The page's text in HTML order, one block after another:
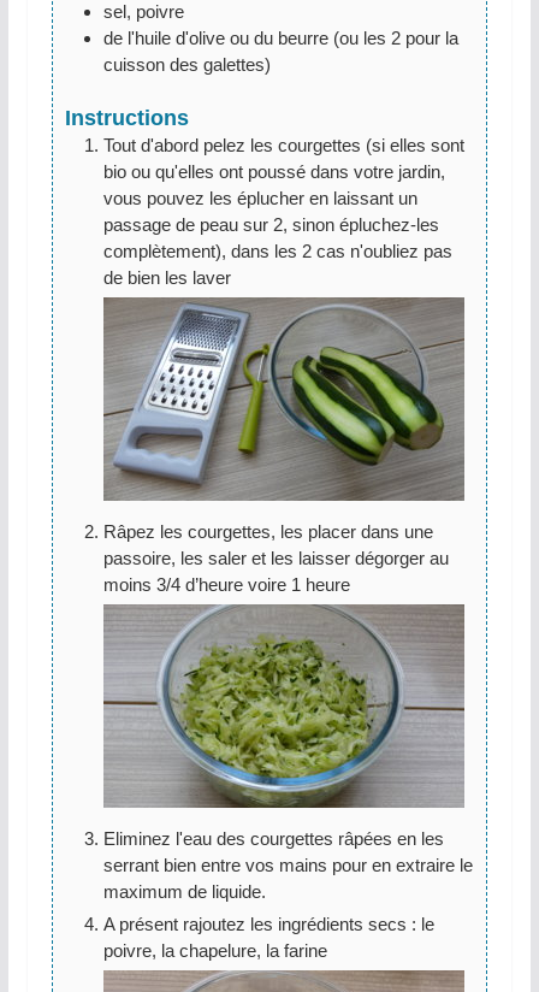
sel, poivre
de l'huile d'olive ou du beurre (ou les 2 pour la
cuisson des galettes)
Instructions
Tout d'abord pelez les courgettes (si elles sont
bio ou qu'elles ont poussé dans votre jardin,
vous pouvez les éplucher en laissant un
passage de peau sur 2, sinon épluchez-les
complètement), dans les 2 cas n'oubliez pas
de bien les laver
Râpez les courgettes, les placer dans une
passoire, les saler et les laisser dégorger au
moins 3/4 d’heure voire 1 heure
Eliminez l'eau des courgettes râpées en les
serrant bien entre vos mains pour en extraire le
maximum de liquide.
A présent rajoutez les ingrédients secs : le
poivre, la chapelure, la farine